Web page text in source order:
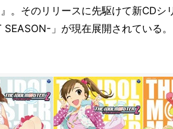
。そのリリースに先駆けて新CDシ
SEASON-」が現在展開されている。